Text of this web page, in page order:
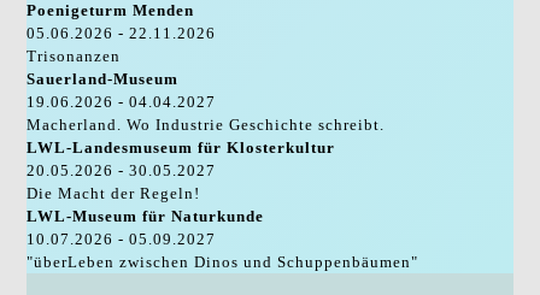
Poenigeturm Menden
05.06.2026 - 22.11.2026
Trisonanzen
Sauerland-Museum
19.06.2026 - 04.04.2027
Macherland. Wo Industrie Geschichte schreibt.
LWL-Landesmuseum für Klosterkultur
20.05.2026 - 30.05.2027
Die Macht der Regeln!
LWL-Museum für Naturkunde
10.07.2026 - 05.09.2027
"überLeben zwischen Dinos und Schuppenbäumen"